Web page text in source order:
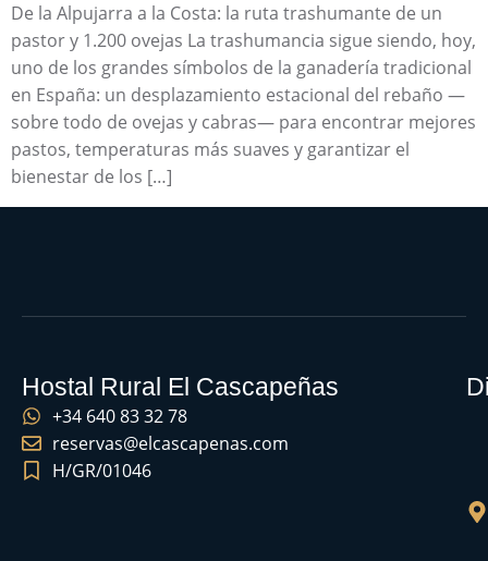
De la Alpujarra a la Costa: la ruta trashumante de un
pastor y 1.200 ovejas La trashumancia sigue siendo, hoy,
uno de los grandes símbolos de la ganadería tradicional
en España: un desplazamiento estacional del rebaño —
sobre todo de ovejas y cabras— para encontrar mejores
pastos, temperaturas más suaves y garantizar el
bienestar de los […]
Hostal Rural El Cascapeñas
+34 640 83 32 78
reservas@elcascapenas.com
H/GR/01046